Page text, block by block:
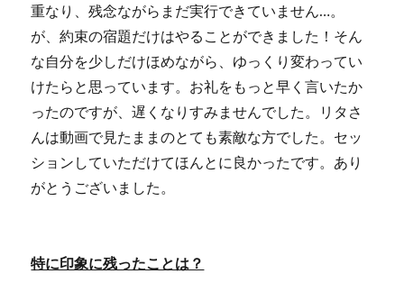
重なり、残念ながらまだ実行できていません…。
が、約束の宿題だけはやることができました！そん
な自分を少しだけほめながら、ゆっくり変わってい
けたらと思っています。お礼をもっと早く言いたか
ったのですが、遅くなりすみませんでした。リタさ
んは動画で見たままのとても素敵な方でした。セッ
ションしていただけてほんとに良かったです。あり
がとうございました。
特に印象に残ったことは？